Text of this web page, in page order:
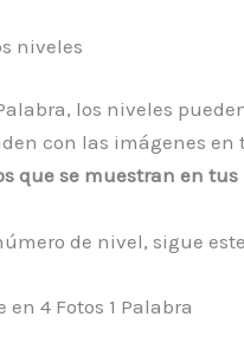
niveles
los niveles
con las imágenes
que se muestran en
de nivel, sigue
4 Fotos 1 Palabra